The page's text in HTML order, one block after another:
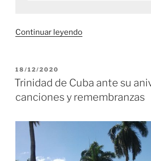
Continuar leyendo«Primer
felicita
aniversario
509
PUBLICADO
EL
18/12/2020
Trinidad de Cuba ante su
canciones y remembranzas